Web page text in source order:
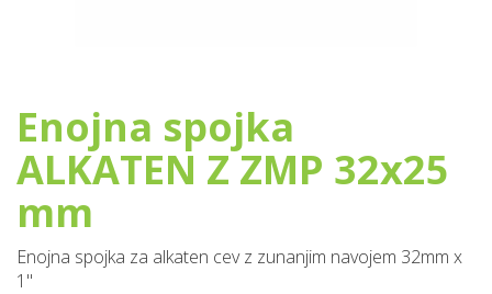
Enojna spojka
ALKATEN Z ZMP 32x25
mm
Enojna spojka za alkaten cev z zunanjim navojem 32mm x
1''